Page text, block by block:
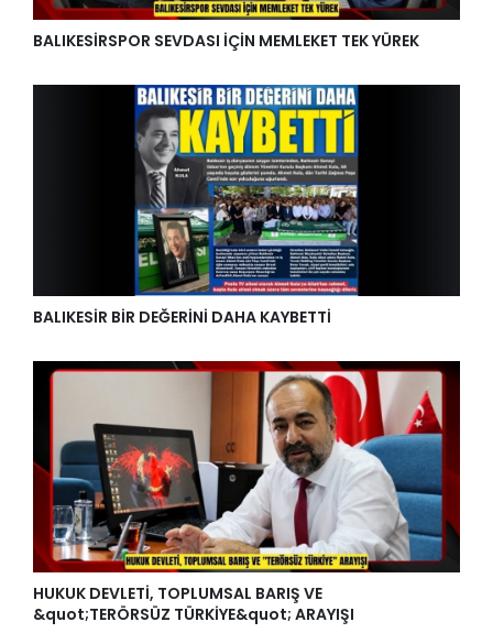
BALIKESİRSPOR SEVDASI İÇİN MEMLEKET TEK YÜREK
BALIKESİR BİR DEĞERİNİ DAHA KAYBETTİ
HUKUK DEVLETİ, TOPLUMSAL BARIŞ VE
&quot;TERÖRSÜZ TÜRKİYE&quot; ARAYIŞI